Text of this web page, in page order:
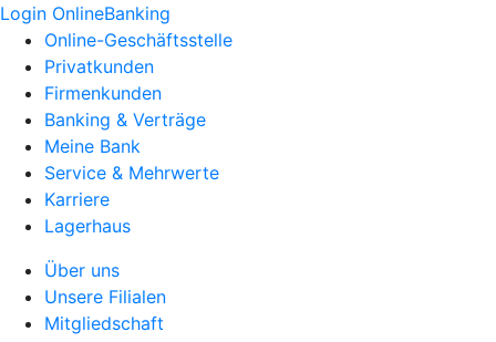
Login OnlineBanking
Online-Geschäftsstelle
Privatkunden
Firmenkunden
Banking & Verträge
Meine Bank
Service & Mehrwerte
Karriere
Lagerhaus
Über uns
Unsere Filialen
Mitgliedschaft